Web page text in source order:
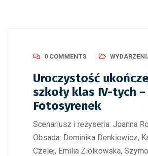
0 COMMENTS
Uroczystość
szkoły klas IV-tych –
Fotosyrenek
Scenariusz i reżyseria: Joanna
Obsada: Dominika Denkiewicz,
Czelej, Emilia Ziólkowska,